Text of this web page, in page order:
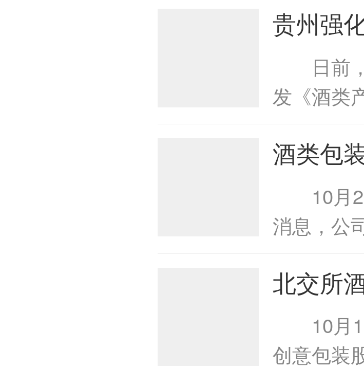
钟”上市
贵州强
寄递监
产品物
日前，
发《酒类
由省市场
省交通运...
酒类包
落户仁
链科技
10月24
消息，公
锐酒类包
投资框
北交所
倒计时
第一股
10月12
创意包装